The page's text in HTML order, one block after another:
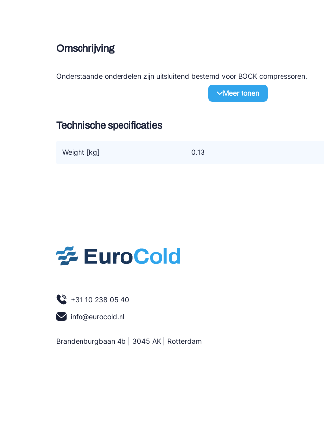
Omschrijving
Onderstaande onderdelen zijn uitsluitend bestemd voor BOCK compressoren.
Meer tonen
Technische specificaties
Weight [kg] 0.13
+31 10 238 05 40
info@eurocold.nl
Brandenburgbaan 4b | 3045 AK | Rotterdam